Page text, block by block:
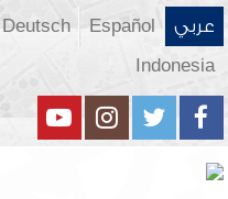
عربي Español
Deutsch
Indonesia